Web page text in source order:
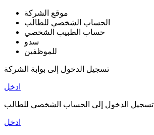
موقع الشركة
الحساب الشخصي للطالب
حساب الطبيب الشخصي
سدو
للموظفين
تسجيل الدخول إلى بوابة الشركة
ادخل
تسجيل الدخول إلى الحساب الشخصي للطالب
ادخل